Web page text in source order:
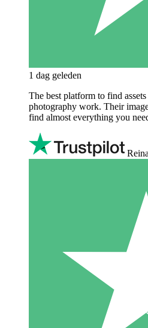
1 dag geleden
The best platform to find
photography work. Their
find almost everything you